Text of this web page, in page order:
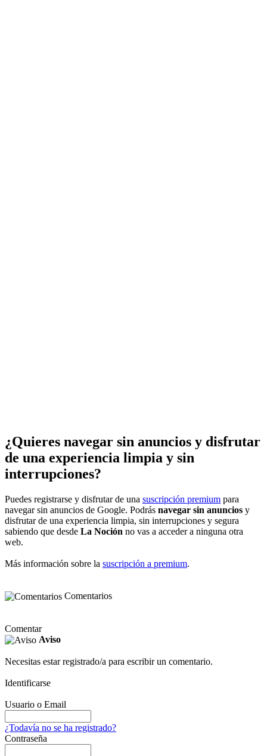
¿Quieres navegar sin anuncios y disfrutar
de una experiencia limpia y sin
interrupciones?
Puedes registrarse y disfrutar de una suscripción premium para
navegar sin anuncios de Google. Podrás navegar sin anuncios y
disfrutar de una experiencia limpia, sin interrupciones y segura
sabiendo que desde La Noción no vas a acceder a ninguna otra
web.
Más información sobre la suscripción a premium.
Comentarios
Comentar
Aviso
Necesitas estar registrado/a para escribir un comentario.
Identificarse
Usuario o Email
¿Todavía no se ha registrado?
Contraseña